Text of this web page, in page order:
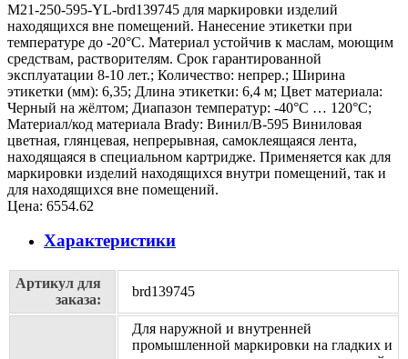
M21-250-595-YL-brd139745 для маркировки изделий
находящихся вне помещений. Нанесение этикетки при
температуре до -20°C. Материал устойчив к маслам, моющим
средствам, растворителям. Срок гарантированной
эксплуатации 8-10 лет.; Количество: непрер.; Ширина
этикетки (мм): 6,35; Длина этикетки: 6,4 м; Цвет материала:
Черный на жёлтом; Диапазон температур: -40°C … 120°C;
Материал/код материала Brady: Винил/В-595 Виниловая
цветная, глянцевая, непрерывная, самоклеящаяся лента,
находящаяся в специальном картридже. Применяется как для
маркировки изделий находящихся внутри помещений, так и
для находящихся вне помещений.
Цена: 6554.62
Характеристики
Артикул для
заказа:
brd139745
Для наружной и внутренней
промышленной маркировки на гладких и